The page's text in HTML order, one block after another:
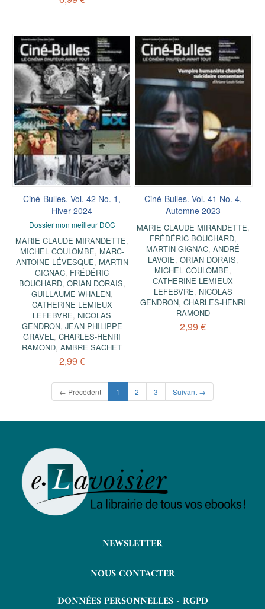
Ciné-Bulles. Vol. 42 No. 1,
Hiver 2024
Dossier mon meilleur DOC
MARIE CLAUDE MIRANDETTE,
MICHEL COULOMBE, MARC-
ANTOINE LÉVESQUE, MARTIN
GIGNAC, FRÉDÉRIC
BOUCHARD, ORIAN DORAIS,
GUILLAUME WHALEN,
CATHERINE LEMIEUX
LEFEBVRE, NICOLAS
GENDRON, JEAN-PHILIPPE
GRAVEL,CHARLES-HENRI
RAMOND,AMBRE SACHET
2,99 €
Ciné-Bulles. Vol. 41 No. 4,
Automne 2023
MARIE CLAUDE MIRANDETTE,
FRÉDÉRIC BOUCHARD,
MARTIN GIGNAC,ANDRÉ
LAVOIE, ORIAN DORAIS,
MICHEL COULOMBE,
CATHERINE LEMIEUX
LEFEBVRE, NICOLAS
GENDRON,CHARLES-HENRI
RAMOND
2,99 €
← Précédent 1 (current)
2 3 Suivant →
NEWSLETTER
NOUS CONTACTER
DONNÉES PERSONNELLES - RGPD